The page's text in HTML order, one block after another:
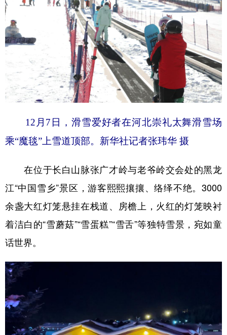
12月7日，滑雪爱好者在河北崇礼太舞滑雪场
乘“魔毯”上雪道顶部。新华社记者张玮华 摄
在位于长白山脉张广才岭与老爷岭交会处的黑龙
江“中国雪乡”景区，游客熙熙攘攘、络绎不绝。3000
余盏大红灯笼悬挂在栈道、房檐上，火红的灯笼映衬
着洁白的“雪蘑菇”“雪蛋糕”“雪舌”等独特雪景，宛如童
话世界。